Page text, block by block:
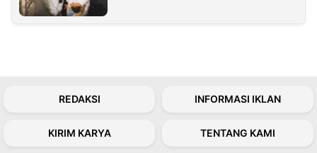
REDAKSI INFORMASI IKLAN
KIRIM KARYA TENTANG KAMI